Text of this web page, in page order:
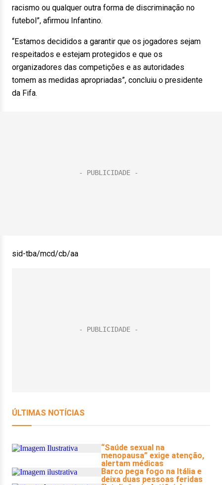
racismo ou qualquer outra forma de discriminação no
futebol”, afirmou Infantino.
“Estamos decididos a garantir que os jogadores sejam
respeitados e estejam protegidos e que os
organizadores das competições e as autoridades
tomem as medidas apropriadas”, concluiu o presidente
da Fifa.
sid-tba/mcd/cb/aa